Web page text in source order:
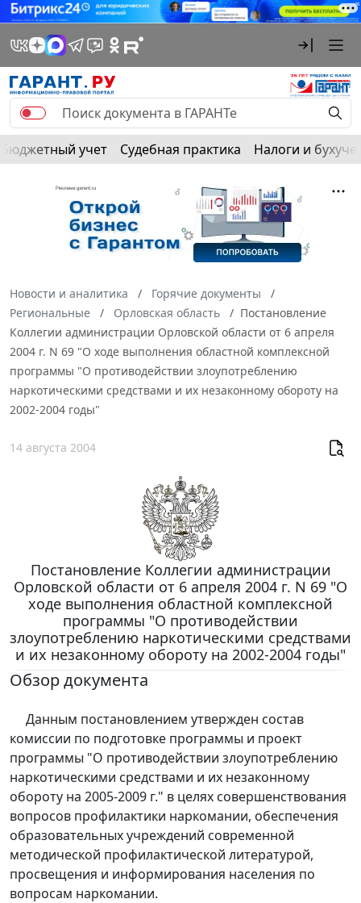
Бюджетный учет Судебная практика Налоги и
Новости и аналитика
Горячие документы
Региональные
Орловская область
Постановление
Коллегии администрации Орловской области от 6 апреля
2004 г. N 69 "О ходе выполнения областной комплексной
программы "О противодействии злоупотреблению
наркотическими средствами и их незаконному обороту на
2002-2004 годы"
14 августа 2004
Постановление Коллегии администрации
Орловской области от 6 апреля 2004 г. N 69 "О
ходе выполнения областной комплексной
программы "О противодействии
злоупотреблению наркотическими средствами
и их незаконному обороту на 2002-2004 годы"
Обзор документа
Данным постановлением утвержден состав
комиссии по подготовке программы и проект
программы "О противодействии злоупотреблению
наркотическими средствами и их незаконному
обороту на 2005-2009 г." в целях совершенствования
вопросов профилактики наркомании, обеспечения
образовательных учреждений современной
методической профилактической литературой,
просвещения и информирования населения по
вопросам наркомании.